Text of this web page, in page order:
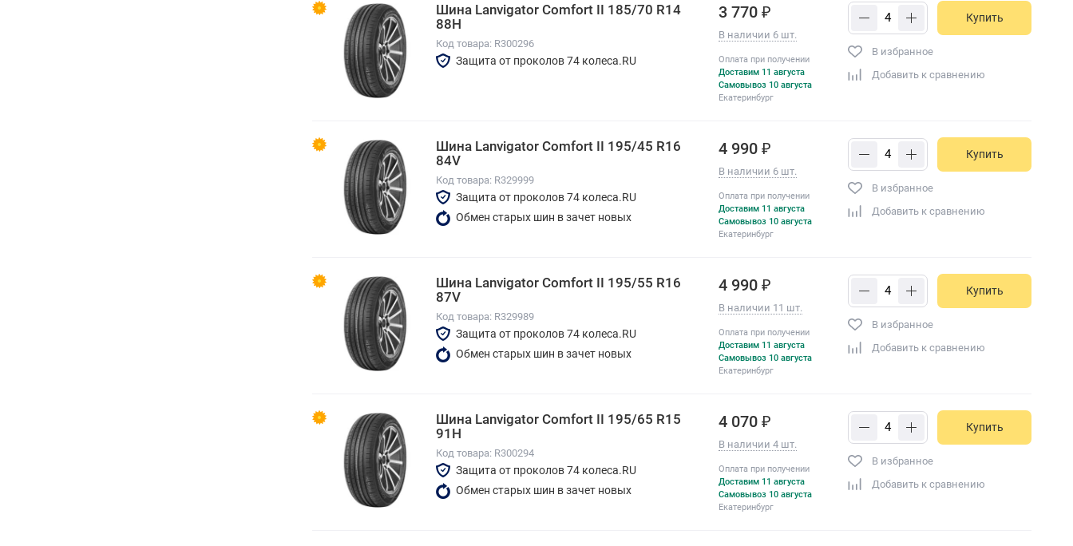
Шина Lanvigator Comfort II 185/70 R14
88H
Код товара: R300296
Защита от проколов 74 колеса.RU
3 770 ₽
В наличии 6 шт.
Оплата при получении
Доставим 11 августа
Самовывоз 10 августа
Екатеринбург
Купить
В избранное
Добавить к сравнению
Шина Lanvigator Comfort II 195/45 R16
84V
Код товара: R329999
Защита от проколов 74 колеса.RU
Обмен старых шин в зачет новых
4 990 ₽
В наличии 6 шт.
Оплата при получении
Доставим 11 августа
Самовывоз 10 августа
Екатеринбург
Купить
В избранное
Добавить к сравнению
Шина Lanvigator Comfort II 195/55 R16
87V
Код товара: R329989
Защита от проколов 74 колеса.RU
Обмен старых шин в зачет новых
4 990 ₽
В наличии 11 шт.
Оплата при получении
Доставим 11 августа
Самовывоз 10 августа
Екатеринбург
Купить
В избранное
Добавить к сравнению
Шина Lanvigator Comfort II 195/65 R15
91H
Код товара: R300294
Защита от проколов 74 колеса.RU
Обмен старых шин в зачет новых
4 070 ₽
В наличии 4 шт.
Оплата при получении
Доставим 11 августа
Самовывоз 10 августа
Екатеринбург
Купить
В избранное
Добавить к сравнению